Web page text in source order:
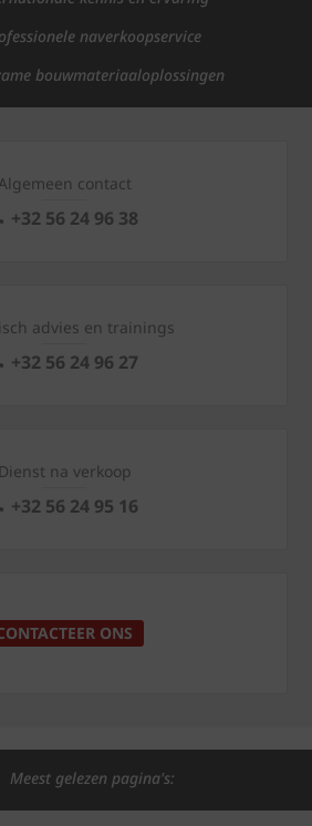
naverkoopservice
bouwmateriaaloplossingen
Algemeen contact
+32 56 24 96 38
advies en trainings
+32 56 24 96 27
Dienst na verkoop
+32 56 24 95 16
ONS
Meest gelezen pagina's: